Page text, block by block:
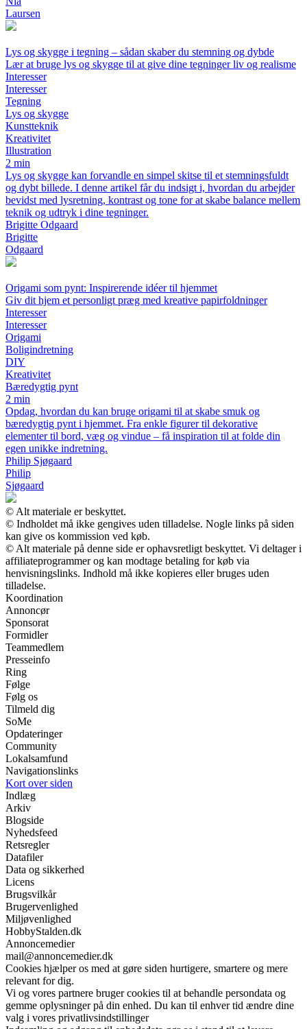
Laursen
Lys og skygge i tegning – sådan skaber du stemning og dybde
Lær at bruge lys og skygge til at give dine tegninger liv og realisme
Interesser
Interesser
Tegning
Lys og skygge
Kunstteknik
Kreativitet
Illustration
2 min
Lys og skygge kan forvandle en simpel skitse til et stemningsfuldt
og dybt billede. I denne artikel får du indsigt i, hvordan du arbejder
bevidst med lysretning, kontrast og tone for at skabe balance mellem
teknik og udtryk i dine tegninger.
Brigitte Odgaard
Brigitte
Odgaard
Origami som pynt: Inspirerende idéer til hjemmet
Giv dit hjem et personligt præg med kreative papirfoldninger
Interesser
Interesser
Origami
Boligindretning
DIY
Kreativitet
Bæredygtig pynt
2 min
Opdag, hvordan du kan bruge origami til at skabe smuk og
bæredygtig pynt i hjemmet. Fra enkle figurer til dekorative
elementer til bord, væg og vindue – få inspiration til at folde din
egen unikke indretning.
Philip Sjøgaard
Philip
Sjøgaard
© Alt materiale er beskyttet.
© Indholdet må ikke gengives uden tilladelse. Nogle links på siden
kan give os kommission ved køb.
© Alt materiale på denne side er ophavsretligt beskyttet. Vi deltager i
affiliateprogrammer og kan modtage betaling for køb via
henvisningslinks. Indhold må ikke kopieres eller bruges uden
tilladelse.
Koordination
Annoncør
Sponsorat
Formidler
Teammedlem
Presseinfo
Ring
Følge
Følg os
Tilmeld dig
SoMe
Opdateringer
Community
Lokalsamfund
Navigationslinks
Kort over siden
Indlæg
Arkiv
Blogside
Nyhedsfeed
Retsregler
Datafiler
Data og sikkerhed
Licens
Brugsvilkår
Brugervenlighed
Miljøvenlighed
HobbyStalden.dk
Annoncemedier
mail@annoncemedier.dk
Cookies hjælper os med at gøre siden hurtigere, smartere og mere
relevant for dig.
Vi og vores partnere bruger cookies til at behandle persondata og
gemme oplysninger på din enhed. Du kan til enhver tid ændre dine
valg i vores privatlivsindstillinger